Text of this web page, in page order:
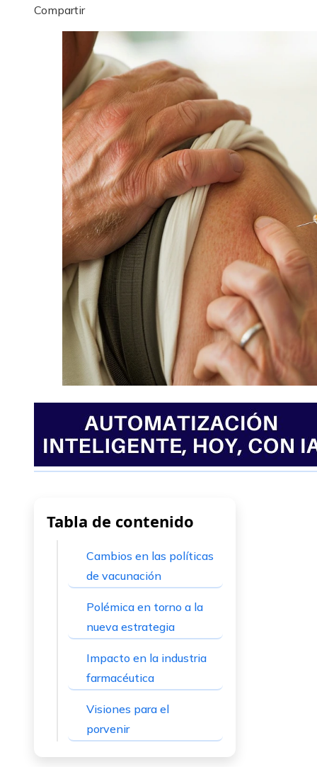
Facebook
Twitter
LinkedIn
Pinterest
Stumbleupon
Email
Compartir
Tabla de contenido
Cambios en las políticas
de vacunación
Polémica en torno a la
nueva estrategia
Impacto en la industria
farmacéutica
Visiones para el
porvenir